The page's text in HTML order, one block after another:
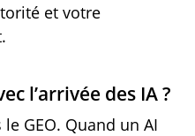
et votre
l’arrivée des IA ?
GEO. Quand un AI